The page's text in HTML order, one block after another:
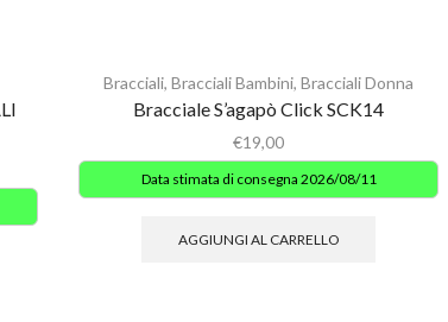
Bracciali, Bracciali Bambini, Bracciali Donna
Bracciale S’agapò Click SCK14
€19,00
Data stimata di consegna 2026/08/11
AGGIUNGI AL CARRELLO